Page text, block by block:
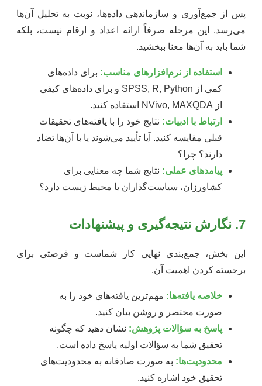
پس از جمع‌آوری و سازماندهی داده‌ها، نوبت به تحلیل آن‌ها
می‌رسد. این مرحله صرفاً ارائه اعداد و ارقام نیست، بلکه
شما باید به آن‌ها معنا ببخشید.
استفاده از نرم‌افزارهای مناسب: برای داده‌های
کمی از SPSS, R, Python و برای داده‌های کیفی
از NVivo, MAXQDA استفاده کنید.
ارتباط با ادبیات: نتایج خود را با یافته‌های تحقیقات
قبلی مقایسه کنید. آیا تأیید می‌شوند یا با آن‌ها تضاد
دارند؟ چرا؟
پیامدهای عملی: نتایج شما چه معنایی برای
کشاورزان، سیاست‌گذاران یا محیط زیست دارد؟
7. نگارش نتیجه‌گیری و پیشنهادات
این بخش، جمع‌بندی نهایی کار شماست و فرصتی برای
برجسته کردن اهمیت آن.
خلاصه یافته‌ها: مهم‌ترین یافته‌های خود را به
صورت مختصر و روشن بیان کنید.
پاسخ به سؤالات پژوهش: نشان دهید که چگونه
تحقیق شما به سؤالات اولیه پاسخ داده است.
محدودیت‌ها: به صورت صادقانه به محدودیت‌های
تحقیق خود اشاره کنید.